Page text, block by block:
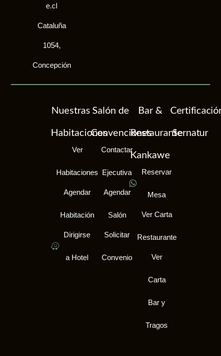
e.cl
Cataluña
1054,
Concepción
Nuestras
Habitaciones
Ver
Habitaciones
Agendar
Habitación
Dirigirse
a Hotel
Salón de
Convenciones
Contactar
Ejecutiva
Agendar
Salón
Solicitar
Convenio
Bar &
Restaurante
Kankawe
Reservar
Mesa
Ver Carta
Restaurante
Ver
Carta
Bar y
Tragos
Sernatur